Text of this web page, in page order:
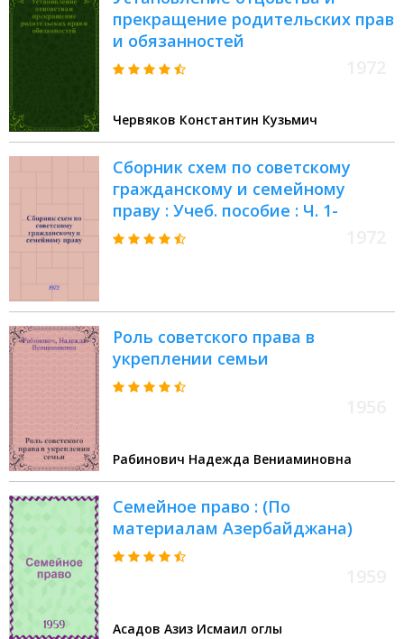
прекращение родительских прав
и обязанностей
Червяков Константин Кузьмич
Сборник схем по советскому
гражданскому и семейному
праву : Учеб. пособие : Ч. 1-
Роль советского права в
укреплении семьи
Рабинович Надежда Вениаминовна
Семейное право : (По
материалам Азербайджана)
Асадов Азиз Исмаил оглы